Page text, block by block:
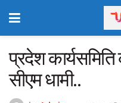
प्रदेश
सीएम धामी..